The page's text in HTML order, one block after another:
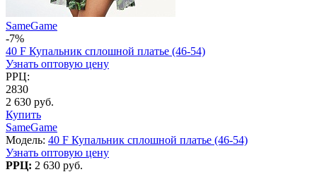
SameGame
-7%
40 F Купальник сплошной платье (46-54)
Узнать оптовую цену
РРЦ:
2830
2 630 руб.
Купить
SameGame
Модель: 40 F Купальник сплошной платье (46-54)
Узнать оптовую цену
РРЦ: 2 630 руб.